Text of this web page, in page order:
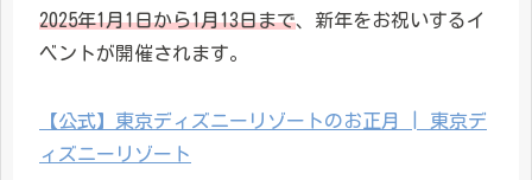
2025年1月1日から1月13日まで、新年をお祝いするイ
ベントが開催されます。
【公式】東京ディズニーリゾートのお正月 | 東京デ
ィズニーリゾート